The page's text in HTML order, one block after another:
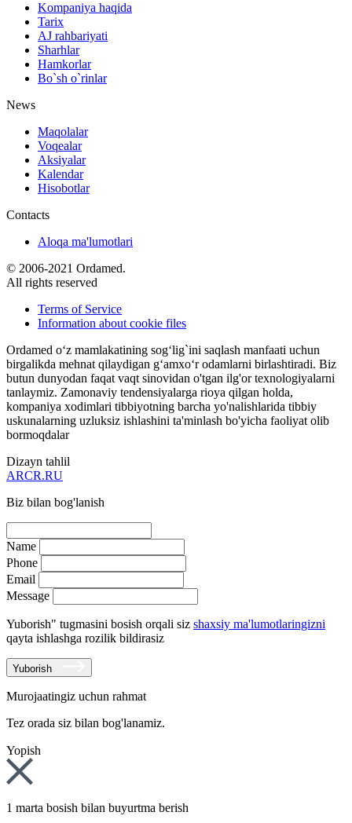
Kompaniya haqida
Tarix
AJ rahbariyati
Sharhlar
Hamkorlar
Bo`sh o`rinlar
News
Maqolalar
Voqealar
Aksiyalar
Kalendar
Hisobotlar
Contacts
Aloqa ma'lumotlari
© 2006-2021 Ordamed.
All rights reserved
Terms of Service
Information about cookie files
Ordamed o‘z mamlakatining sog‘lig`ini saqlash manfaati uchun
birgalikda mehnat qilaydigan g‘amxo‘r odamlarni birlashtiradi. Biz
butun dunyodan faqat vaqt sinovidan o'tgan ilg'or texnologiyalarni
tanlaymiz. Zamonaviy tendensiyalarga rioya qilgan holda,
kompaniya xodimlari tibbiyotning barcha yo'nalishlarida tibbiy
uskunalarning uzluksiz ishlashini ta'minlash bo'yicha faoliyat olib
bormoqdalar
Dizayn tahlil
ARCR.RU
Biz bilan bog'lanish
Name
Phone
Email
Message
Yuborish" tugmasini bosish orqali siz shaxsiy ma'lumotlaringizni
qayta ishlashga rozilik bildirasiz
Yuborish
Murojaatingiz uchun rahmat
Tez orada siz bilan bog'lanamiz.
Yopish
1 marta bosish bilan buyurtma berish